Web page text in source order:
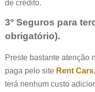
de crédito.
3º Seguros para
obrigatório).
Preste bastante atenção
paga pelo site Rent Cars
terá nenhum custo